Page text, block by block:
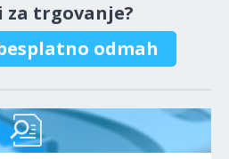
za trgovanje?
odmah